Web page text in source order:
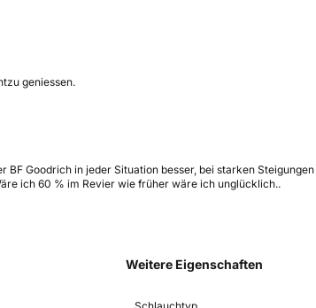
geniessen.
Goodrich in jeder Situation besser, bei starken
ich 60 % im Revier wie früher wäre ich unglücklich..
Weitere Eigenschaften